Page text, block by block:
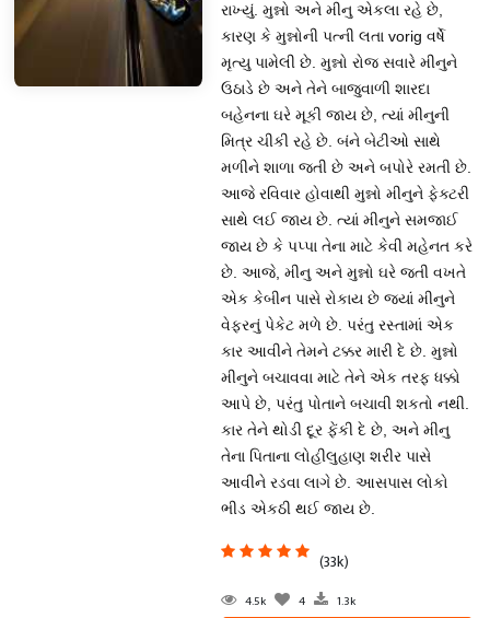
રાખ્યું. મુન્નો અને મીનુ એકલા રહે છે,
કારણ કે મુન્નોની પત્ની લતા vorig વર્ષે
મૃત્યુ પામેલી છે. મુન્નો રોજ સવારે મીનુને
ઉઠાડે છે અને તેને બાજુવાળી શારદા
બહેનના ઘરે મૂકી જાય છે, ત્યાં મીનુની
મિત્ર ચીકી રહે છે. બંને બેટીઓ સાથે
મળીને શાળા જતી છે અને બપોરે રમતી છે.
આજે રવિવાર હોવાથી મુન્નો મીનુને ફેક્ટરી
સાથે લઈ જાય છે. ત્યાં મીનુને સમજાઈ
જાય છે કે પપ્પા તેના માટે કેવી મહેનત કરે
છે. આજે, મીનુ અને મુન્નો ઘરે જતી વખતે
એક કેબીન પાસે રોકાય છે જ્યાં મીનુને
વેફરનું પેકેટ મળે છે. પરંતુ રસ્તામાં એક
કાર આવીને તેમને ટક્કર મારી દે છે. મુન્નો
મીનુને બચાવવા માટે તેને એક તરફ ધક્કો
આપે છે, પરંતુ પોતાને બચાવી શકતો નથી.
કાર તેને થોડી દૂર ફેંકી દે છે, અને મીનુ
તેના પિતાના લોહીલુહાણ શરીર પાસે
આવીને રડવા લાગે છે. આસપાસ લોકો
ભીડ એકઠી થઈ જાય છે.
(33k)
4.5k 4 1.3k